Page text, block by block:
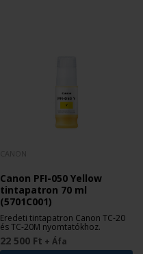
Canon PFI-050 Yellow
tintapatron 70 ml
(5701C001)
Eredeti tintapatron Canon TC-20
és TC-20M nyomtatókhoz.
22 500 Ft + Áfa